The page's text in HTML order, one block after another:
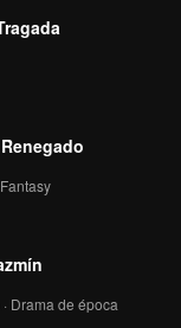
Drama de época